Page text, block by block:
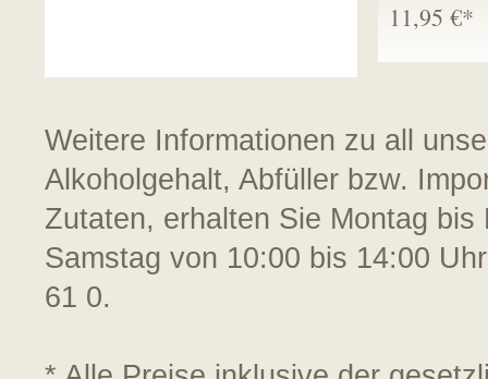
11,95 €*
Weitere Informationen zu all
Alkoholgehalt, Abfüller bzw.
Zutaten, erhalten Sie Montag
Samstag von 10:00 bis 14:00
61 0.